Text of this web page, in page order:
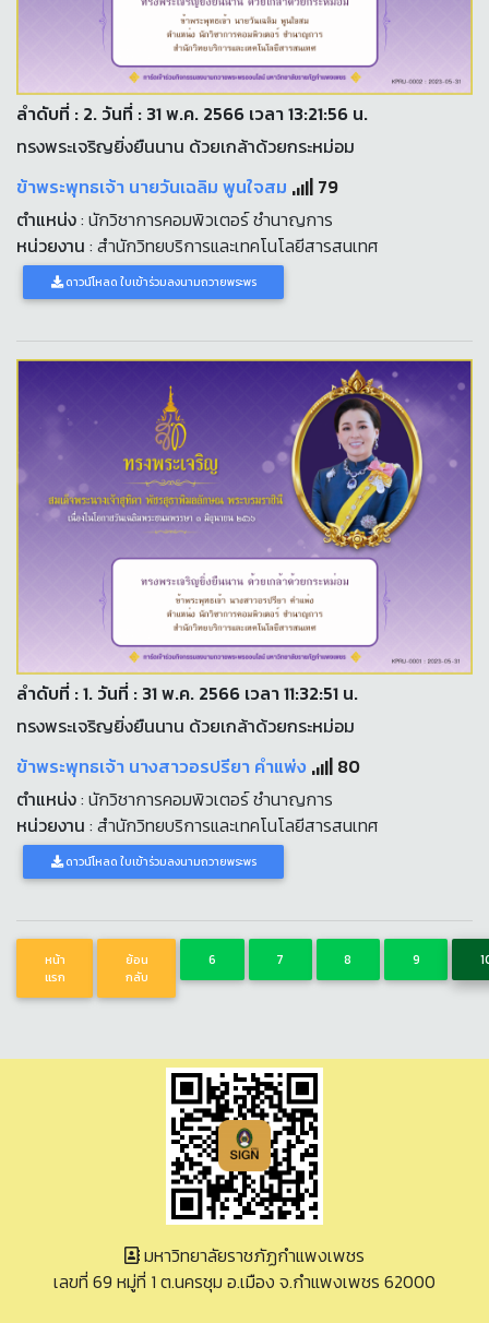
ลำดับที่ : 2. วันที่ : 31 พ.ค. 2566 เวลา 13:21:56 น.
ทรงพระเจริญยิ่งยืนนาน ด้วยเกล้าด้วยกระหม่อม
ข้าพระพุทธเจ้า นายวันเฉลิม พูนใจสม
79
ตำแหน่ง: นักวิชาการคอมพิวเตอร์ ชำนาญการ
หน่วยงาน : สำนักวิทยบริการและเทคโนโลยีสารสนเทศ
ดาวน์โหลด ใบเข้าร่วมลงนามถวายพระพร
ลำดับที่ : 1. วันที่ : 31 พ.ค. 2566 เวลา 11:32:51 น.
ทรงพระเจริญยิ่งยืนนาน ด้วยเกล้าด้วยกระหม่อม
ข้าพระพุทธเจ้า นางสาวอรปรียา คำแพ่ง
80
ตำแหน่ง: นักวิชาการคอมพิวเตอร์ ชำนาญการ
หน่วยงาน : สำนักวิทยบริการและเทคโนโลยีสารสนเทศ
ดาวน์โหลด ใบเข้าร่วมลงนามถวายพระพร
หน้า
แรก
ย้อน
กลับ
6 7 8 9
มหาวิทยาลัยราชภัฏกำแพงเพชร
เลขที่ 69 หมู่ที่ 1 ต.นครชุม อ.เมือง จ.กำแพงเพชร 62000